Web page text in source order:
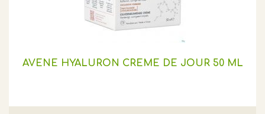
AVENE HYALURON CREME DE JOUR 50 ML